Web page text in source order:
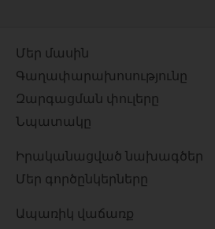
Մեր մասին
Գաղափարախոսությունը
Զարգացման փուլերը
Նպատակը
Իրականացված նախագծեր
Մեր գործընկերները
Ապառիկ վաճառք